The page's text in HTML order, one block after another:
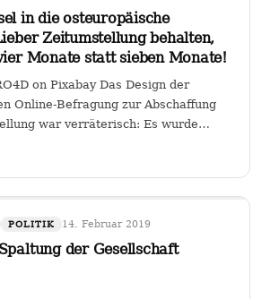
in die osteuropäische
Zeitumstellung behalten,
Monate statt sieben Monate!
on Pixabay Das Design der
Online-Befragung zur Abschaffung
war verräterisch: Es wurde
POLITIK 14. Februar 2019
der Gesellschaft